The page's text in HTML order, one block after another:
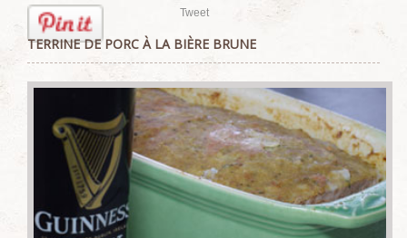
Tweet
TERRINE DE PORC À LA BIÈRE BRUNE